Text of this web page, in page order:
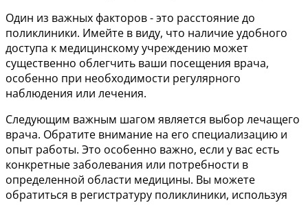
Один из важных факторов - это расстояние до
поликлиники. Имейте в виду, что наличие удобного
доступа к медицинскому учреждению может
существенно облегчить ваши посещения врача,
особенно при необходимости регулярного
наблюдения или лечения.
Следующим важным шагом является выбор лечащего
врача. Обратите внимание на его специализацию и
опыт работы. Это особенно важно, если у вас есть
конкретные заболевания или потребности в
определенной области медицины. Вы можете
обратиться в регистратуру поликлиники, используя